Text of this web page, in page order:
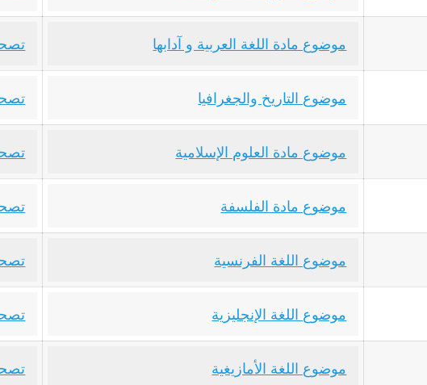
موضوع مادة اللغة العربية و آدابها
موضوع التاريخ والجغرافيا
موضوع مادة العلوم الإسلامية
موضوع مادة الفلسفة
موضوع اللغة الفرنسية
موضوع اللغة الإنجليزية
موضوع اللغة الأمازيغية